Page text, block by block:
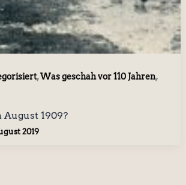
,Was geschah vor 110 Jahren,
1909?
2019